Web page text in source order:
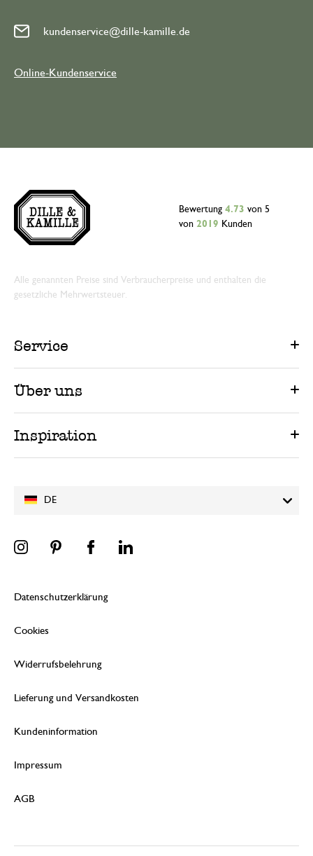
kundenservice@dille-kamille.de
Online-Kundenservice
DE
Bewertung 4.73 von 5
von 2019 Kunden
Alle genannten Preise sind Verbraucherpreise und enthalten die
gesetzliche Mehrwertsteuer.
Service
Über uns
Inspiration
Datenschutzerklärung
Cookies
Widerrufsbelehrung
Lieferung und Versandkosten
Kundeninformation
Impressum
AGB